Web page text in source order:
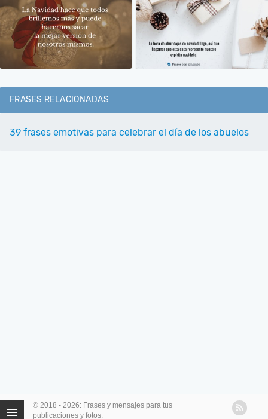
FRASES RELACIONADAS
39 frases emotivas para celebrar el día de los abuelos
© 2018 - 2026: Frases y mensajes para tus
publicaciones y fotos.